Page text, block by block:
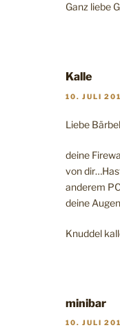
Ganz liebe
Kalle
10. JULI
Liebe
deine
von
anderem
deine
Knuddel
minibar
10. JULI